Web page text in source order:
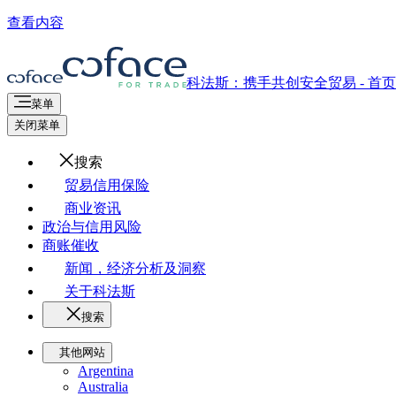
查看内容
科法斯：携手共创安全贸易 - 首页
菜单
关闭菜单
搜索
贸易信用保险
商业资讯
政治与信用风险
商账催收
新闻，经济分析及洞察
关于科法斯
搜索
其他网站
Argentina
Australia